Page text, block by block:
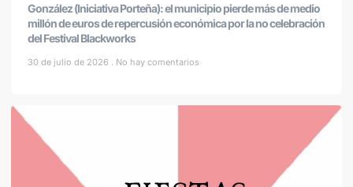
González (Iniciativa Porteña): el municipio pierde más de medio
millón de euros de repercusión económica por la no celebración
del Festival Blackworks
30 de julio de 2026 No hay comentarios